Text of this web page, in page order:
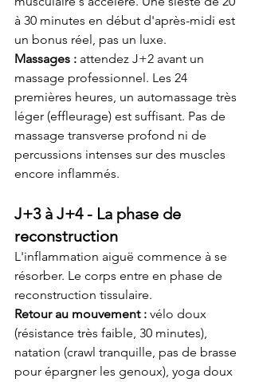
à 30 minutes en début d'après-midi est
un bonus réel, pas un luxe.
Massages : attendez J+2 avant un
massage professionnel. Les 24
premières heures, un automassage très
léger (effleurage) est suffisant. Pas de
massage transverse profond ni de
percussions intenses sur des muscles
encore inflammés.
J+3 à J+4 - La phase de
reconstruction
L'inflammation aiguë commence à se
résorber. Le corps entre en phase de
reconstruction tissulaire.
Retour au mouvement : vélo doux
(résistance très faible, 30 minutes),
natation (crawl tranquille, pas de brasse
pour épargner les genoux), yoga doux